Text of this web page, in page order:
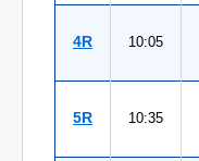
4R 10:05
5R 10:35